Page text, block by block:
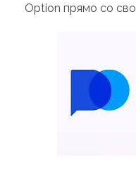
Option прямо со